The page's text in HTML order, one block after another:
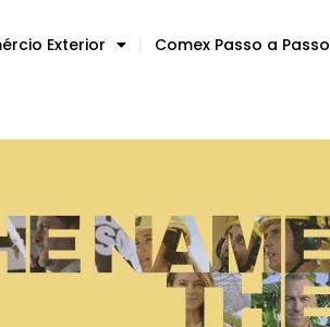
Exterior Comex Passo a Passo